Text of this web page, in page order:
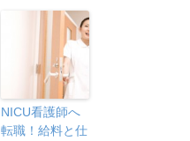
NICU看護師へ
転職！給料と仕